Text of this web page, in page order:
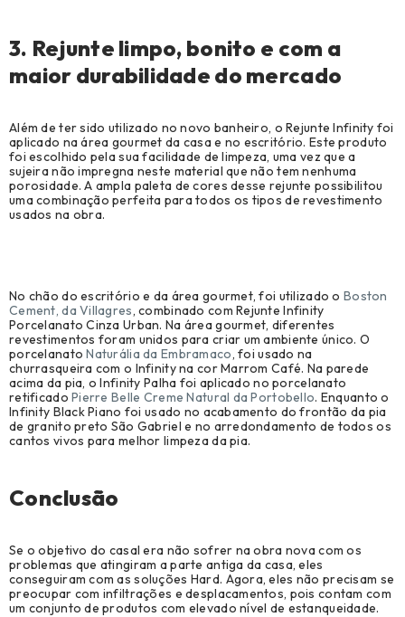
3. Rejunte limpo, bonito e com a
maior durabilidade do mercado
Além de ter sido utilizado no novo banheiro, o Rejunte Infinity foi
aplicado na área gourmet da casa e no escritório. Este produto
foi escolhido pela sua facilidade de limpeza, uma vez que a
sujeira não impregna neste material que não tem nenhuma
porosidade. A ampla paleta de cores desse rejunte possibilitou
uma combinação perfeita para todos os tipos de revestimento
usados na obra.
No chão do escritório e da área gourmet, foi utilizado o Boston
Cement, da Villagres, combinado com Rejunte Infinity
Porcelanato Cinza Urban. Na área gourmet, diferentes
revestimentos foram unidos para criar um ambiente único. O
porcelanatoNaturália da Embramaco, foi usado na
churrasqueira com o Infinity na cor Marrom Café. Na parede
acima da pia, o Infinity Palha foi aplicado no porcelanato
retificadoPierre Belle Creme Natural da Portobello. Enquanto o
Infinity Black Piano foi usado no acabamento do frontão da pia
de granito preto São Gabriel e no arredondamento de todos os
cantos vivos para melhor limpeza da pia.
Conclusão
Se o objetivo do casal era não sofrer na obra nova com os
problemas que atingiram a parte antiga da casa, eles
conseguiram com as soluções Hard. Agora, eles não precisam se
preocupar com infiltrações e desplacamentos, pois contam com
um conjunto de produtos com elevado nível de estanqueidade.